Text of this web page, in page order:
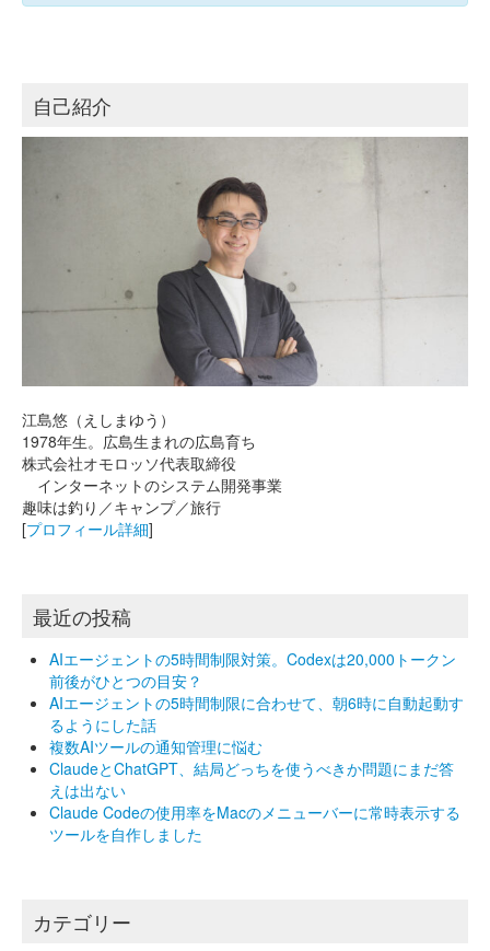
自己紹介
江島悠（えしまゆう）
1978年生。広島生まれの広島育ち
株式会社オモロッソ代表取締役
インターネットのシステム開発事業
趣味は釣り／キャンプ／旅行
[プロフィール詳細]
最近の投稿
AIエージェントの5時間制限対策。Codexは20,000トークン
前後がひとつの目安？
AIエージェントの5時間制限に合わせて、朝6時に自動起動す
るようにした話
複数AIツールの通知管理に悩む
ClaudeとChatGPT、結局どっちを使うべきか問題にまだ答
えは出ない
Claude Codeの使用率をMacのメニューバーに常時表示する
ツールを自作しました
カテゴリー